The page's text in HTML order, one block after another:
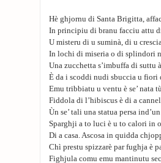
Hè ghjornu di Santa Brigitta,
In principiu di branu facciu attu
U misteru di u suminà, di u
In lochi di miseria o di splindori
Una zucchetta s’imbuffa di suttu
È da i scoddi nudi sbuccia u fiori
Emu tribbiatu u ventu è se’ nata tù
Fiddola di l’hibiscus è di a
Ùn se’ tali una statua persa
Sparghji a to luci è u to calori in
Di a casa. Ascosa in quidda
Chì prestu spizzarè par fughja è
Fighjula comu emu mantinutu